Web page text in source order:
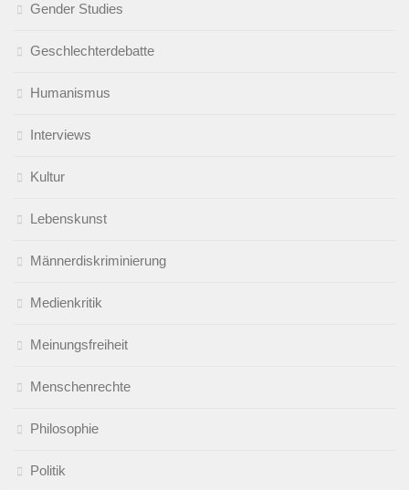
Gender Studies
Geschlechterdebatte
Humanismus
Interviews
Kultur
Lebenskunst
Männerdiskriminierung
Medienkritik
Meinungsfreiheit
Menschenrechte
Philosophie
Politik